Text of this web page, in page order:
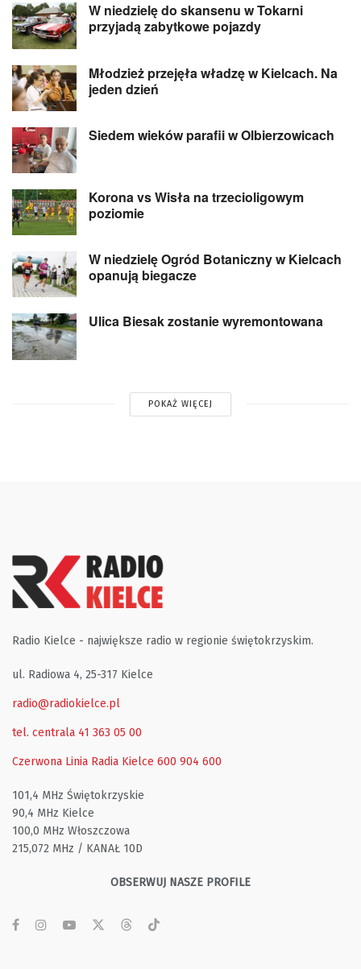
W niedzielę do skansenu w Tokarni
przyjadą zabytkowe pojazdy
Młodzież przejęła władzę w Kielcach. Na
jeden dzień
Siedem wieków parafii w Olbierzowicach
Korona vs Wisła na trzecioligowym
poziomie
W niedzielę Ogród Botaniczny w Kielcach
opanują biegacze
Ulica Biesak zostanie wyremontowana
POKAŻ WIĘCEJ
Radio Kielce - największe radio w regionie świętokrzyskim.
ul. Radiowa 4, 25-317 Kielce
radio@radiokielce.pl
tel. centrala 41 363 05 00
Czerwona Linia Radia Kielce 600 904 600
101,4 MHz Świętokrzyskie
90,4 MHz Kielce
100,0 MHz Włoszczowa
215,072 MHz / KANAŁ 10D
OBSERWUJ NASZE PROFILE